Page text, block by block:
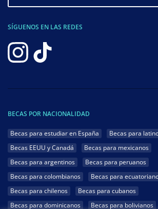
SÍGUENOS EN LAS REDES
BECAS POR NACIONALIDAD
Becas para estudiar en España
Becas para
Becas EEUU y Canadá
Becas para mexicanos
Becas para argentinos
Becas para peruanos
Becas para colombianos
Becas para
Becas para chilenos
Becas para cubanos
Becas para dominicanos
Becas para bolivianos